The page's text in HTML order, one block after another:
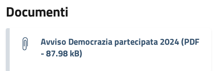
Documenti
Avviso Democrazia partecipata 2024 (PDF
- 87.98 kB)